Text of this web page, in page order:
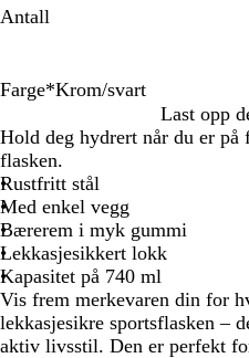
Antall
Farge*Krom/svart
r
o
m
/
s
v
a
r
t
r
o
m
/
h
v
i
t
r
o
m
/
k
o
n
g
e
b
Last opp
Hold deg hydrert når du er på
flasken.
Rustfritt stål
Med enkel vegg
Bærerem i myk gummi
Lekkasjesikkert lokk
Kapasitet på 740 ml
Vis frem merkevaren din for
lekkasjesikre sportsflasken –
aktiv livsstil. Den er perfekt